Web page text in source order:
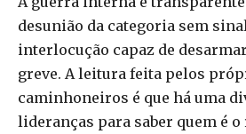
desunião da categoria sem
interlocução capaz de
greve. A leitura feita pelos
caminhoneiros é que há uma
lideranças para saber quem é